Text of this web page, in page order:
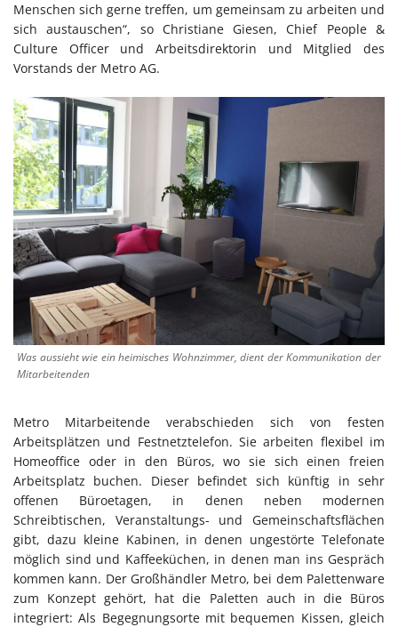
Menschen sich gerne treffen, um gemeinsam zu arbeiten und
sich austauschen“, so Christiane Giesen, Chief People &
Culture Officer und Arbeitsdirektorin und Mitglied des
Vorstands der Metro AG.
Was aussieht wie ein heimisches Wohnzimmer, dient der Kommunikation der
Mitarbeitenden
Metro Mitarbeitende verabschieden sich von festen
Arbeitsplätzen und Festnetztelefon. Sie arbeiten flexibel im
Homeoffice oder in den Büros, wo sie sich einen freien
Arbeitsplatz buchen. Dieser befindet sich künftig in sehr
offenen Büroetagen, in denen neben modernen
Schreibtischen, Veranstaltungs- und Gemeinschaftsflächen
gibt, dazu kleine Kabinen, in denen ungestörte Telefonate
möglich sind und Kaffeeküchen, in denen man ins Gespräch
kommen kann. Der Großhändler Metro, bei dem Palettenware
zum Konzept gehört, hat die Paletten auch in die Büros
integriert: Als Begegnungsorte mit bequemen Kissen, gleich